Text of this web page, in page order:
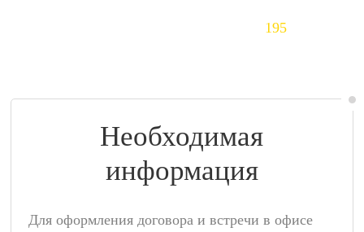
195
Необходимая
информация
Для оформления договора и встречи в офисе